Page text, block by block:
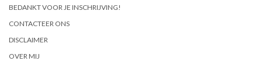
BEDANKT VOOR JE INSCHRIJVING!
CONTACTEER ONS
DISCLAIMER
OVER MIJ